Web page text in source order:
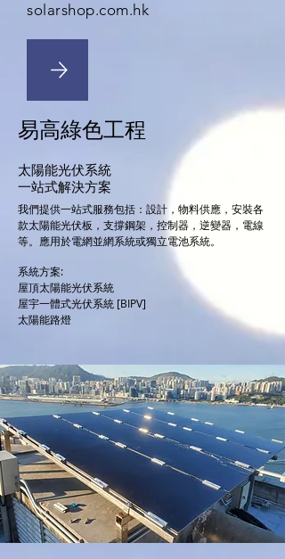
易高綠色工程
我們提供一站式服務包括：設計，物料供應，安裝各
款太陽能光伏板，支撐鋼架，控制器，逆變器，電線
等。應用於電網並網系統或獨立電池系統。
系統方案:
屋頂太陽能光伏系統
屋宇一體式光伏系統 [BIPV]
太陽能路燈
太陽能光伏系統
一站式解決方案
solarshop.com.hk